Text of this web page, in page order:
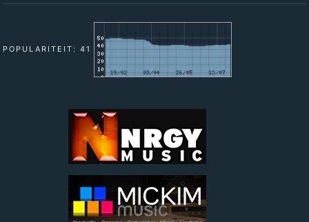
POPULARITEIT: 41